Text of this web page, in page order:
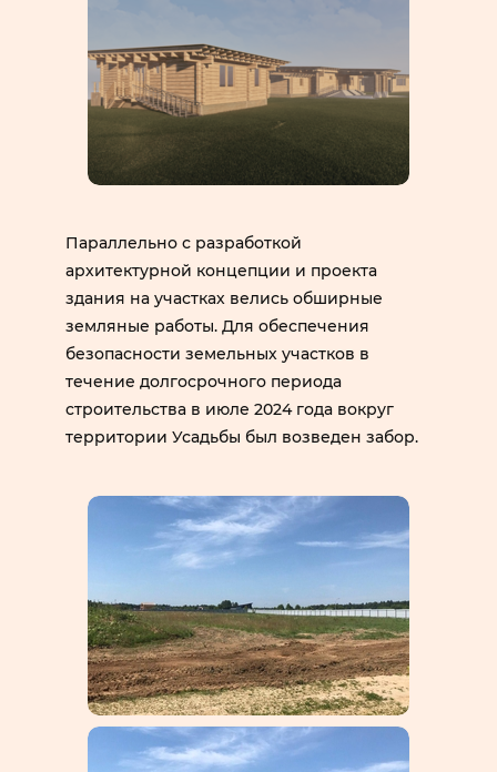
Параллельно с разработкой
архитектурной концепции и проекта
здания на участках велись обширные
земляные работы. Для обеспечения
безопасности земельных участков в
течение долгосрочного периода
строительства в июле 2024 года вокруг
территории Усадьбы был возведен забор.